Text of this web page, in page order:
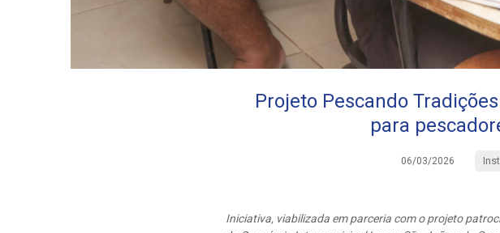
Projeto Pescando
para
06/03/2026
Iniciativa, viabilizada em parceria com o projeto